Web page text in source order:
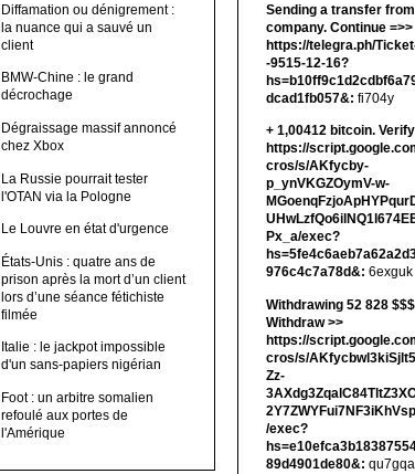
Diffamation ou dénigrement :
la nuance qui a sauvé un
client
BMW-Chine : le grand
décrochage
Dégraissage massif annoncé
chez Xbox
La Russie pourrait tester
l'OTAN via la Pologne
Le Louvre en état d'urgence
États-Unis : quatre ans de
prison après la mort d’un client
lors d’une séance fétichiste
filmée
Italie : le jackpot impossible
d'un sans-papiers nigérian
Foot : un arbitre somalien
refoulé aux portes de
l'Amérique
Sending a transfer
company. Continue =>>
https://telegra.ph/
-9515-12-16?
dcad1fb057&: fi704y
+ 1,00412 bitсоin.
https://
cros/s/AKfycby-
p_ynVKGZOymV-w-
Px_a/exec?
976c4c7a78d&: 6exguk
Withdrawing 52 828
Withdrаw >>
https://
cros/s/
Zz-
/exec?
89d4901de80&: qu7gqa